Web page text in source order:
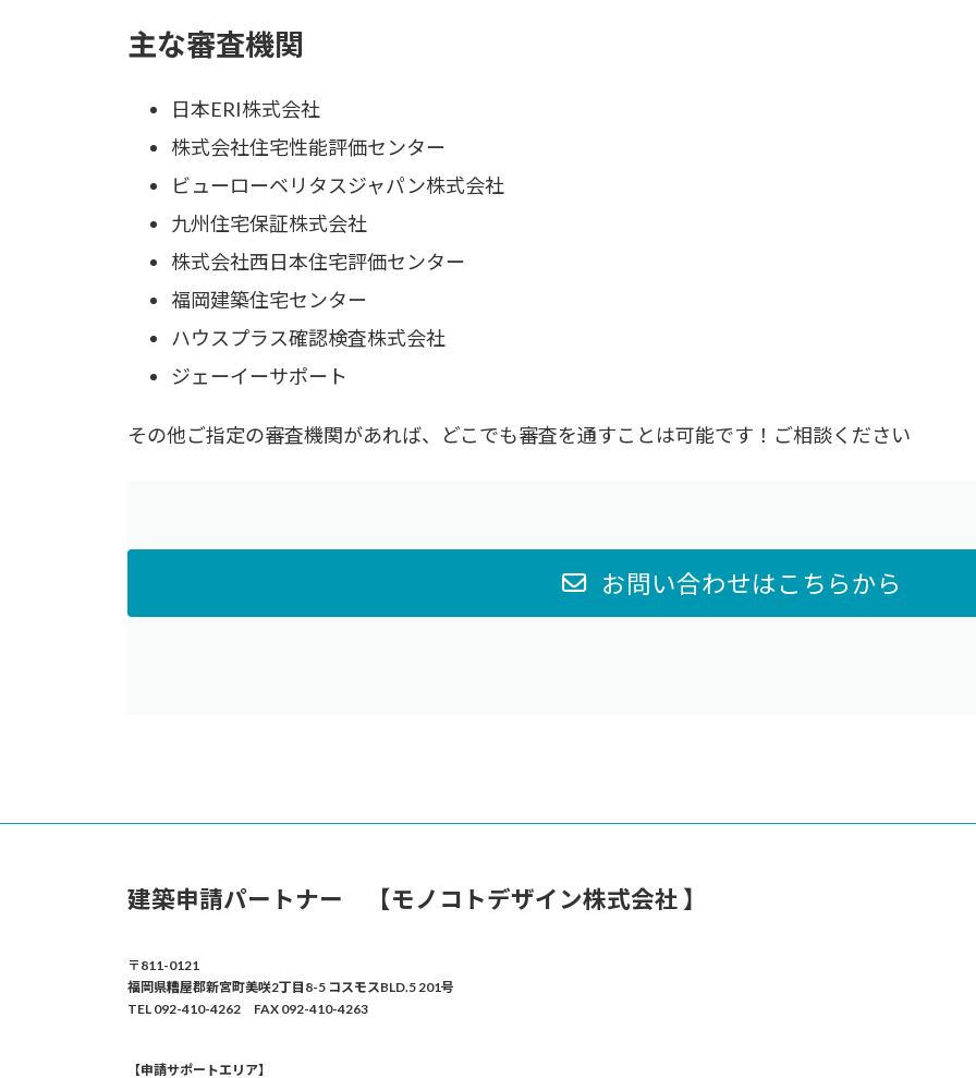
主な審査機関
日本ERI株式会社
株式会社住宅性能評価センター
ビューローベリタスジャパン株式会社
九州住宅保証株式会社
株式会社西日本住宅評価センター
福岡建築住宅センター
ハウスプラス確認検査株式会社
ジェーイーサポート
その他ご指定の審査機関があれば、どこでも審査を通すことは可能です！ご相談ください
お問い合わせはこちらから
建築申請パートナー 【モノコトデザイン株式会社 】
〒811-0121
福岡県糟屋郡新宮町美咲2丁目8-5 コスモスBLD.5 201号
TEL 092-410-4262 FAX 092-410-4263
【申請サポートエリア】